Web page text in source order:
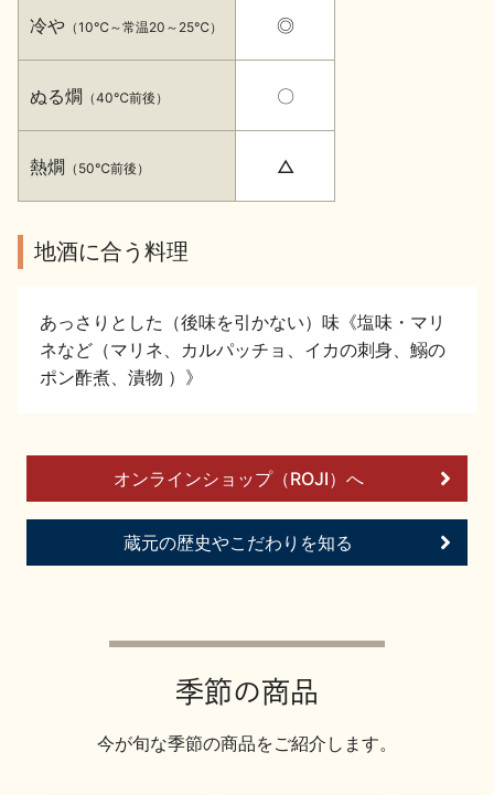
季節の商品 イベント情報
美味しい地酒の選び方
冷や （10℃～常温20～25℃）
ぬる燗 （40℃前後）
熱燗 （50℃前後）
◎
〇
△
地酒に合う料理
あっさりとした（後味を引かない）味《塩味・マリ
ネなど（マリネ、カルパッチョ、イカの刺身、鰯の
ポン酢煮、漬物 ）》
オンラインショップ（ROJI）へ
蔵元の歴史やこだわりを知る
季節の商品
今が旬な季節の商品をご紹介します。